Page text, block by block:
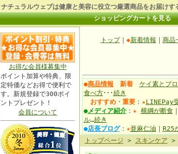
ナチュラルウェブは健康と美容に役立つ厳選商品をお届けす
ショッピングカートを見る
お得な会員様募集中
ポイント加算や特典、限
定特価などお得で便利で
す。新規登録で300ポイ
ントプレゼント！
会員について
トップ｜ ◆新着情報 ｜ 商品
●商品情報 新着 ケイ素とプ
食べ方･･･続き
おすすめ・重要： ★LINEPay
●メディア紹介： ★ 横綱が断食 ｜
ル…続き
●店長ブログ： ★亜麻仁油 ｜ R25
トップページ > スキンケア >